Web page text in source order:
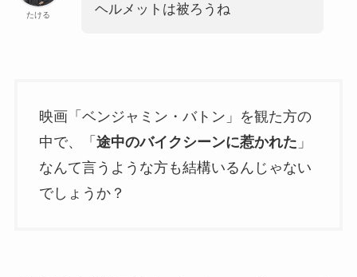
たける
ヘルメットは被ろうね
映画「ベンジャミン・バトン」を観た方の
中で、「 途中のバイクシーンに惹かれた 」
なんて言うような方も結構いるんじゃない
でしょうか？